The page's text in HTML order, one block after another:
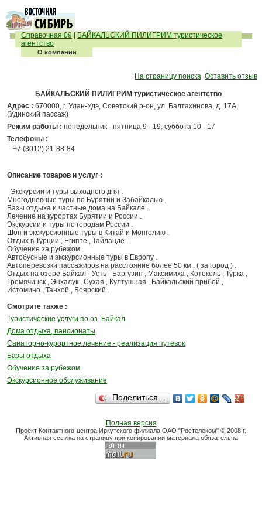
Справочная 09
БАЙКАЛЬСКИЙ ПИЛИГРИМ туристическое
агентство
О компании
На страницу поиска Оставить отзыв
БАЙКАЛЬСКИЙ ПИЛИГРИМ туристическое агентство
Адрес : 670000, г. Улан-Удэ, Советский р-он, ул. Балтахинова, д. 17А,
(Удинский пассаж)
Режим работы : понедельник - пятница 9 - 19, суббота 10 - 17
Телефоны :
+7 (3012) 21-88-84
Описание товаров и услуг :
Экскурсии и туры выходного дня .
Многодневные туры по Бурятии и Забайкалью .
Базы отдыха и частные дома на Байкале .
Лечение на курортах Бурятии и России .
Экскурсии и туры по городам России .
Шоп и экскурсионные туры в Китай и Монголию .
Отдых в Турции , Египте , Тайланде .
Обучение за рубежом .
Автобусные и экскурсионные туры в Европу .
Автоперевозки пассажиров на расстояние более 50 км . ( за город ) .
Отдых на озере Байкал - Усть - Баргузин , Максимиха , Котокель , Турка ,
Гремячинск , Энхалук , Сухая , Култушная , Байкальский прибой ,
Истомино , Танхой , Боярский .
Смотрите также :
Туристические услуги по оз. Байкал
Дома отдыха, пансионаты
Санаторно-курортное лечение - реализация путевок
Базы отдыха
Обучение за рубежом
Экскурсионное обслуживание
Поделиться…
Полная версия
Проект Контактного-центра Иркутского филиала ОАО "Ростелеком" © 2008 г.
Активная ссылка на страницу при копировании материала обязательна